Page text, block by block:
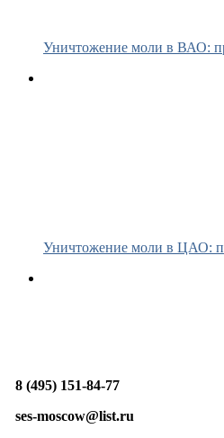
Уничтожение моли в ВАО:
Уничтожение моли в ЦАО:
8 (495) 151-84-77
ses-moscow@list.ru